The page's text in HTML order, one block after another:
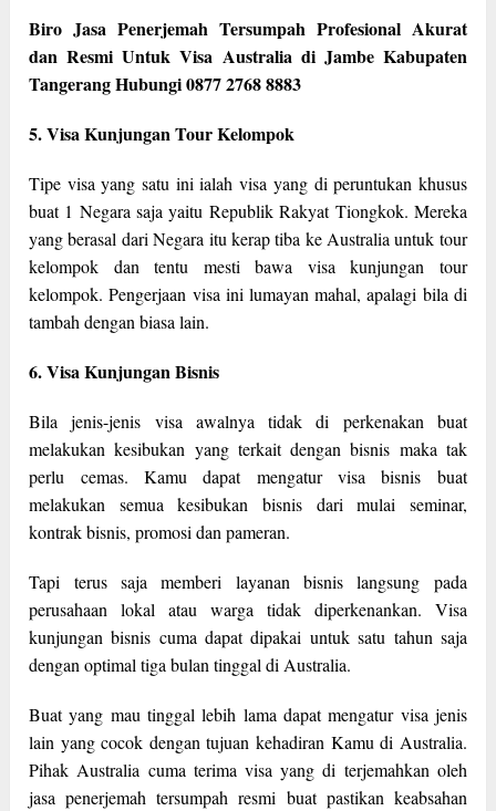
Biro Jasa Penerjemah Tersumpah Profesional Akurat
dan Resmi Untuk Visa Australia di Jambe Kabupaten
Tangerang Hubungi 0877 2768 8883
5. Visa Kunjungan Tour Kelompok
Tipe visa yang satu ini ialah visa yang di peruntukan khusus
buat 1 Negara saja yaitu Republik Rakyat Tiongkok. Mereka
yang berasal dari Negara itu kerap tiba ke Australia untuk tour
kelompok dan tentu mesti bawa visa kunjungan tour
kelompok. Pengerjaan visa ini lumayan mahal, apalagi bila di
tambah dengan biasa lain.
6. Visa Kunjungan Bisnis
Bila jenis-jenis visa awalnya tidak di perkenakan buat
melakukan kesibukan yang terkait dengan bisnis maka tak
perlu cemas. Kamu dapat mengatur visa bisnis buat
melakukan semua kesibukan bisnis dari mulai seminar,
kontrak bisnis, promosi dan pameran.
Tapi terus saja memberi layanan bisnis langsung pada
perusahaan lokal atau warga tidak diperkenankan. Visa
kunjungan bisnis cuma dapat dipakai untuk satu tahun saja
dengan optimal tiga bulan tinggal di Australia.
Buat yang mau tinggal lebih lama dapat mengatur visa jenis
lain yang cocok dengan tujuan kehadiran Kamu di Australia.
Pihak Australia cuma terima visa yang di terjemahkan oleh
jasa penerjemah tersumpah resmi buat pastikan keabsahan